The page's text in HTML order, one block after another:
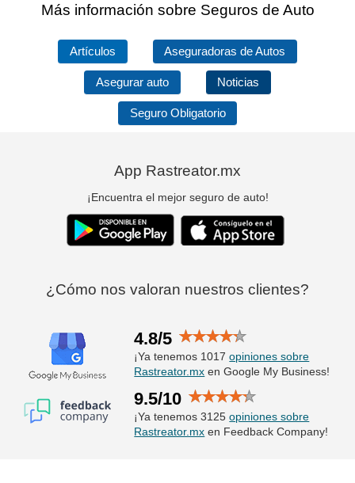
Más información sobre Seguros de Auto
Artículos Aseguradoras de Autos
Asegurar auto Noticias
Seguro Obligatorio
App Rastreator.mx
¡Encuentra el mejor seguro de auto!
¿Cómo nos valoran nuestros clientes?
4.8/5
¡Ya tenemos 1017opiniones sobre
Rastreator.mx en Google My Business!
9.5/10
¡Ya tenemos 3125opiniones sobre
Rastreator.mx en Feedback Company!